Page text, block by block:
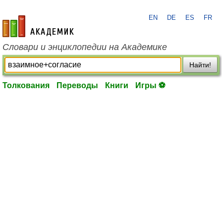
academic.ru
EN DE ES FR
Словари и энциклопедии на Академике
Найти!
Толкования Переводы Книги Игры ⚽